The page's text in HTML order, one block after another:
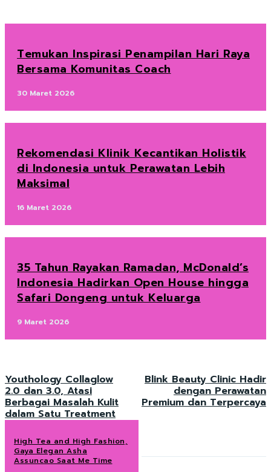
Temukan Inspirasi Penampilan Hari Raya
Bersama Komunitas Coach
30 Maret 2026
Rekomendasi Klinik Kecantikan Holistik
di Indonesia untuk Perawatan Lebih
Maksimal
16 Maret 2026
35 Tahun Rayakan Ramadan, McDonald’s
Indonesia Hadirkan Open House hingga
Safari Dongeng untuk Keluarga
9 Maret 2026
Youthology Collaglow
2.0 dan 3.0, Atasi
Berbagai Masalah Kulit
dalam Satu Treatment
Blink Beauty Clinic Hadir
dengan Perawatan
Premium dan Terpercaya
High Tea and High Fashion,
Gaya Elegan Asha
Assuncao Saat Me Time